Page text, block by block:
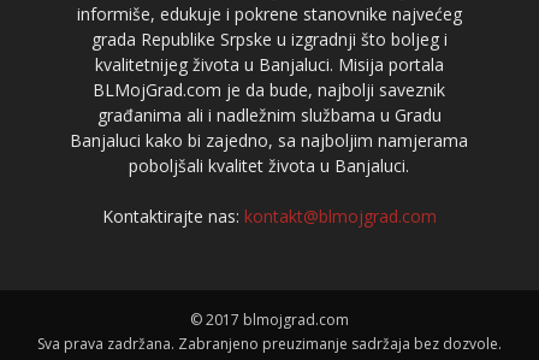
informiše, edukuje i pokrene stanovnike najvećeg
grada Republike Srpske u izgradnji što boljeg i
kvalitetnijeg života u Banjaluci. Misija portala
BLMojGrad.com je da bude, najbolji saveznik
građanima ali i nadležnim službama u Gradu
Banjaluci kako bi zajedno, sa najboljim namjerama
poboljšali kvalitet života u Banjaluci.
Kontaktirajte nas: kontakt@blmojgrad.com
© 2017 blmojgrad.com
Sva prava zadržana. Zabranjeno preuzimanje sadržaja bez dozvole.